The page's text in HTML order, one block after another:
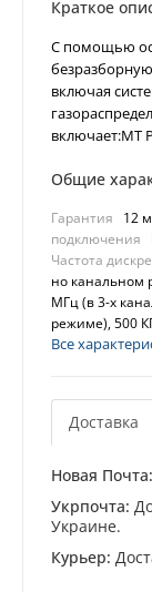
Краткое
С помощью
включая
включает:MT
Общие
Гарантия 12
подключения
Частота
но канальном
МГц (в 3-х
режиме), 500
Все
Доставка
Новая Почта:
Укрпочта:
Украине.
Курьер: